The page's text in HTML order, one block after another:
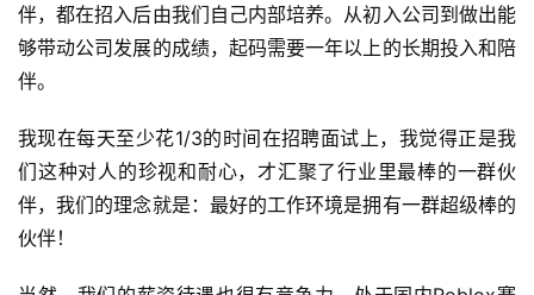
伴，都在招入后由我们自己内部培养。从初入公司到做出能
够带动公司发展的成绩，起码需要一年以上的长期投入和陪
伴。
我现在每天至少花1/3的时间在招聘面试上，我觉得正是我
们这种对人的珍视和耐心，才汇聚了行业里最棒的一群伙
伴，我们的理念就是：最好的工作环境是拥有一群超级棒的
伙伴！